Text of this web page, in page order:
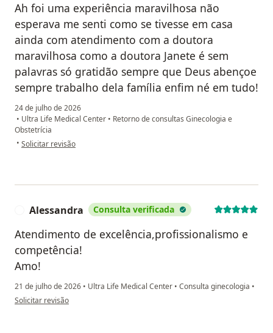
Ah foi uma experiência maravilhosa não
esperava me senti como se tivesse em casa
ainda com atendimento com a doutora
maravilhosa como a doutora Janete é sem
palavras só gratidão sempre que Deus abençoe
sempre trabalho dela família enfim né em tudo!
24 de julho de 2026
• Ultra Life Medical Center • Retorno de consultas Ginecologia e
Obstetrícia
• na opinião do utilizador Tayná
Solicitar revisão
Alessandra Consulta verificada
Atendimento de excelência,profissionalismo e
competência!
Amo!
21 de julho de 2026 • Ultra Life Medical Center • Consulta ginecologia •
na opinião do utilizador Alessandra
Solicitar revisão